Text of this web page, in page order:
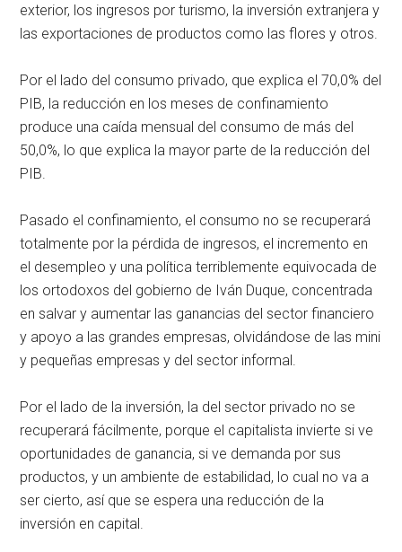
exterior, los ingresos por turismo, la inversión extranjera y
las exportaciones de productos como las flores y otros.
Por el lado del consumo privado, que explica el 70,0% del
PIB, la reducción en los meses de confinamiento
produce una caída mensual del consumo de más del
50,0%, lo que explica la mayor parte de la reducción del
PIB.
Pasado el confinamiento, el consumo no se recuperará
totalmente por la pérdida de ingresos, el incremento en
el desempleo y una política terriblemente equivocada de
los ortodoxos del gobierno de Iván Duque, concentrada
en salvar y aumentar las ganancias del sector financiero
y apoyo a las grandes empresas, olvidándose de las mini
y pequeñas empresas y del sector informal.
Por el lado de la inversión, la del sector privado no se
recuperará fácilmente, porque el capitalista invierte si ve
oportunidades de ganancia, si ve demanda por sus
productos, y un ambiente de estabilidad, lo cual no va a
ser cierto, así que se espera una reducción de la
inversión en capital.